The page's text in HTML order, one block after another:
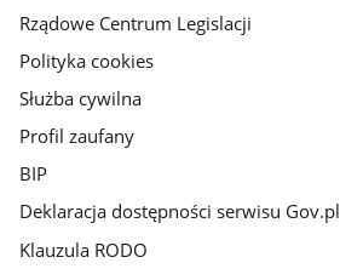
Rządowe Centrum Legislacji
Polityka cookies
Służba cywilna
Profil zaufany
BIP
Deklaracja dostępności serwisu Gov.pl
Klauzula RODO